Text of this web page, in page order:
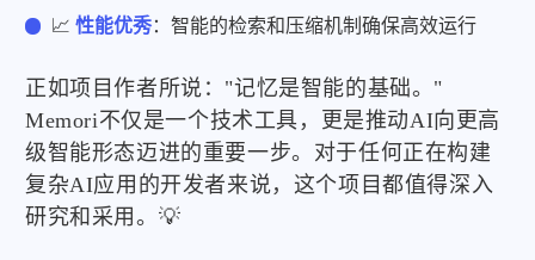
📈性能优秀：智能的检索和压缩机制确保高效运行
正如项目作者所说："记忆是智能的基础。"
Memori不仅是一个技术工具，更是推动AI向更高
级智能形态迈进的重要一步。对于任何正在构建
复杂AI应用的开发者来说，这个项目都值得深入
研究和采用。💡